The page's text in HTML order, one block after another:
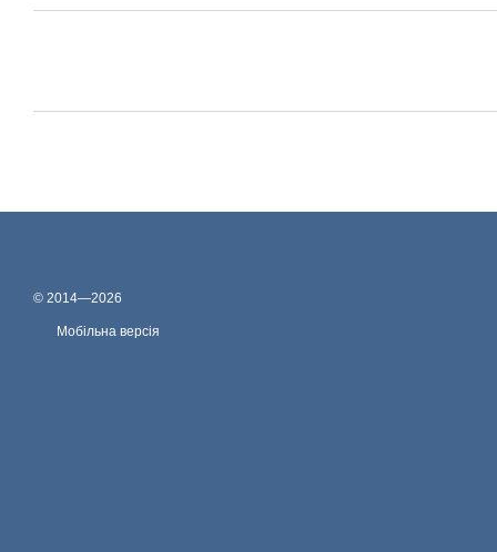
© 2014—2026
Мобільна версія